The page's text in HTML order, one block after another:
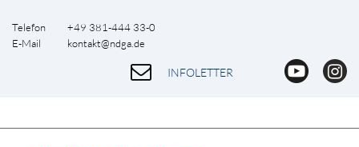
Telefon +49 381-444 33-0
E-Mail kontakt@ndga.de
INFOLETTER